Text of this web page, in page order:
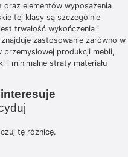
elementów wyposażenia
tej klasy są szczególnie
trwałość wykończenia i
zastosowanie zarówno w
produkcji mebli,
i minimalne straty materiału
tę różnicę.